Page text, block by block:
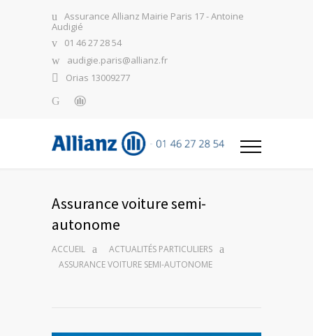
Assurance Allianz Mairie Paris 17 - Antoine
Audigié
01 46 27 28 54
audigie.paris@allianz.fr
Orias 13009277
Assurance voiture semi-
autonome
ACCUEIL
ACTUALITÉS PARTICULIERS
ASSURANCE VOITURE SEMI-AUTONOME